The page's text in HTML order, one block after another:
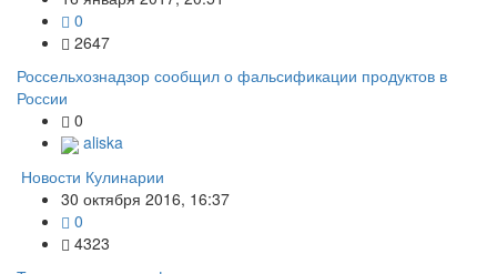
0
2647
Россельхознадзор сообщил о фальсификации продуктов в
России
0
aliska
Новости Кулинарии
30 октября 2016, 16:37
0
4323